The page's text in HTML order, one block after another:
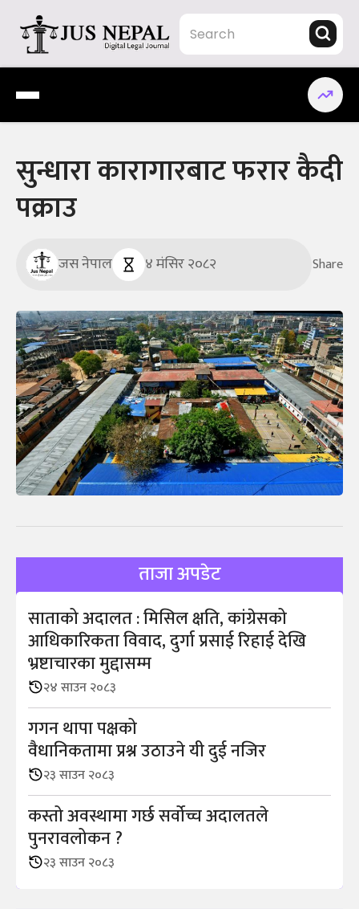
content
Jus Nepal | www.jusnepal.com
Digital Legal Journal
सुन्धारा कारागारबाट फरार कैदी
पक्राउ
जस नेपाल ४ मंसिर २०८२ Share
ताजा अपडेट
साताको अदालत : मिसिल क्षति, कांग्रेसको
आधिकारिकता विवाद, दुर्गा प्रसाई रिहाई देखि
भ्रष्टाचारका मुद्दासम्म
२४ साउन २०८३
गगन थापा पक्षको
वैधानिकतामा प्रश्न उठाउने यी दुई नजिर
२३ साउन २०८३
कस्तो अवस्थामा गर्छ सर्वोच्च अदालतले
पुनरावलोकन ?
२३ साउन २०८३